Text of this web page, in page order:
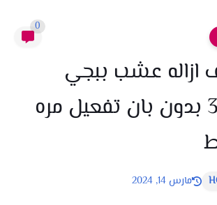
0
ازاله عشب ببجي
التحديث 3.1 بدون بان تفعيل مره
مارس 14, 2024